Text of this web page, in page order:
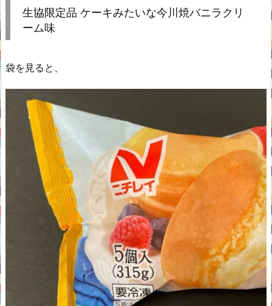
生協限定品 ケーキみたいな今川焼バニラクリ
ーム味
袋を見ると、